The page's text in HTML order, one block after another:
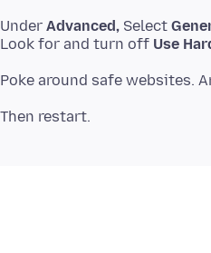
Under Advanced, Select
Look for and turn off Use